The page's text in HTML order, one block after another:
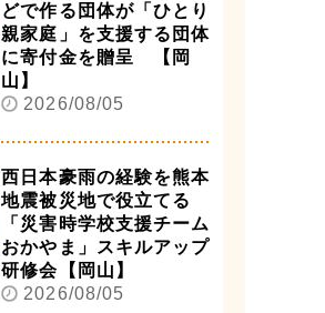
どで作る団体が「ひとり
親家庭」を支援する団体
に寄付金を贈呈 【岡
山】
2026/08/05
西日本豪雨の経験を熊本
地震被災地で役立てる
「災害時学校支援チーム
おかやま」スキルアップ
研修会【岡山】
2026/08/05